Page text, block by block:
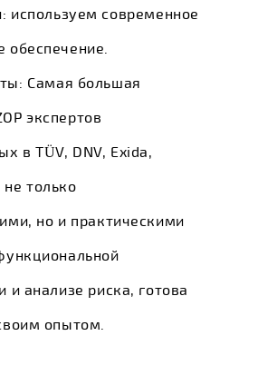
используем современное
обеспечение.
Самая большая
экспертов
в TÜV, DNV, Exida,
только
но и практическими
и анализе риска, готова
опытом.